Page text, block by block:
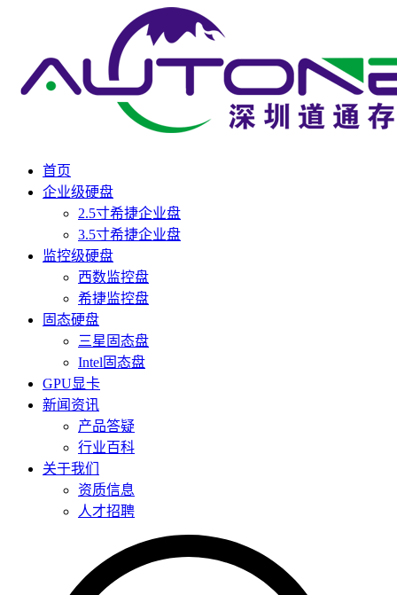
首页
企业级硬盘
2.5寸希捷企业盘
3.5寸希捷企业盘
监控级硬盘
西数监控盘
希捷监控盘
固态硬盘
三星固态盘
Intel固态盘
GPU显卡
新闻资讯
产品答疑
行业百科
关于我们
资质信息
人才招聘